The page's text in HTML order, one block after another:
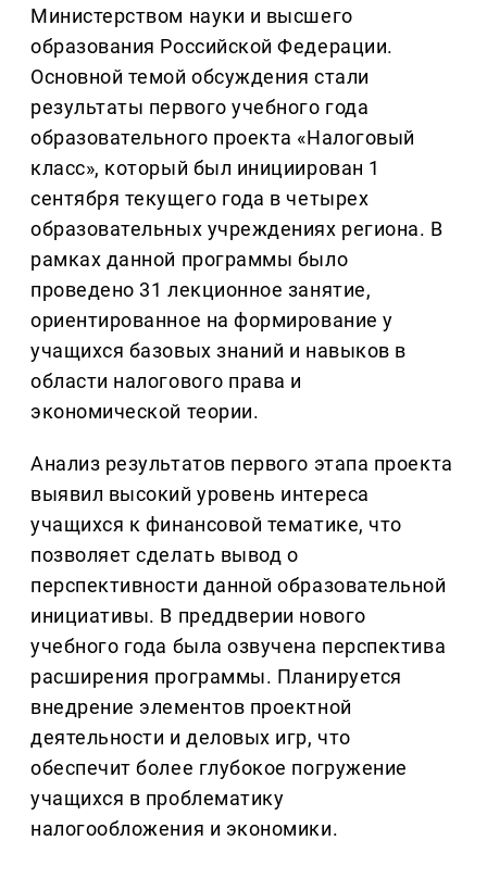
Министерством науки и высшего
образования Российской Федерации.
Основной темой обсуждения стали
результаты первого учебного года
образовательного проекта «Налоговый
класс», который был инициирован 1
сентября текущего года в четырех
образовательных учреждениях региона. В
рамках данной программы было
проведено 31 лекционное занятие,
ориентированное на формирование у
учащихся базовых знаний и навыков в
области налогового права и
экономической теории.
Анализ результатов первого этапа проекта
выявил высокий уровень интереса
учащихся к финансовой тематике, что
позволяет сделать вывод о
перспективности данной образовательной
инициативы. В преддверии нового
учебного года была озвучена перспектива
расширения программы. Планируется
внедрение элементов проектной
деятельности и деловых игр, что
обеспечит более глубокое погружение
учащихся в проблематику
налогообложения и экономики.